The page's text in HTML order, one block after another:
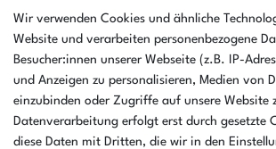
AMIKON GMBH
Einsteinstr. 8a
46325 Borken
Deutschland
Öffnungszeiten Montag -
07:30 - 16:00 Uhr
Wir verwenden Cookies und ähnliche
Website und verarbeiten personenbezogene
Besucher:innen unserer Webseite (z.B. IP-
und Anzeigen zu personalisieren, Medien von
einzubinden oder Zugriffe auf unsere Website
Datenverarbeitung erfolgt erst durch gesetzte
diese Daten mit Dritten, die wir in den